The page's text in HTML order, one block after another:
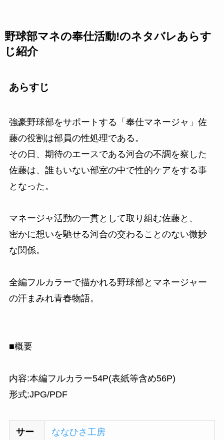
野球部マネの奉仕活動!のネタバレあらす
じ紹介
あらすじ
強豪野球部をサポートする「奉仕マネージャ」佐
藤の役割は部員の性処理である。
その日、期待のエースである河合の不調を察した
佐藤は、誰もいない部室の中で性的ケアをする事
となった。
マネージャ活動の一貫として取り組む佐藤と、
密かに想いを馳せる河合の交わることのない微妙
な関係。
全編フルカラーで描かれる野球部とマネージャー
の汗まみれ青春物語。
■概要
内容:本編フルカラー54P(表紙等含め56P)
形式:JPG/PDF
サー
ななひさ工房